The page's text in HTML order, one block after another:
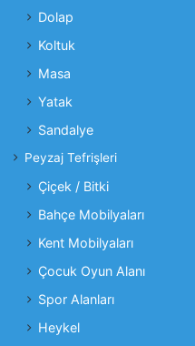
Dolap
Koltuk
Masa
Yatak
Sandalye
Peyzaj Tefrişleri
Çiçek / Bitki
Bahçe Mobilyaları
Kent Mobilyaları
Çocuk Oyun Alanı
Spor Alanları
Heykel